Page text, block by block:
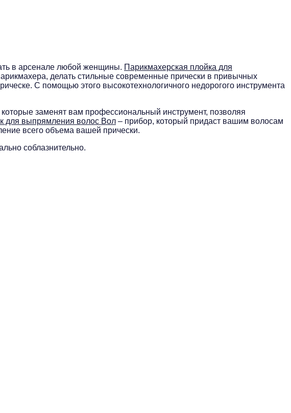
в арсенале любой женщины. Парикмахерская плойка для
делать стильные современные прически в привычных
С помощью этого высокотехнологичного недорогого инструмента
заменят вам профессиональный инструмент, позволяя
для выпрямления волос Вол – прибор, который придаст вашим волосам
всего объема вашей прически.
соблазнительно.